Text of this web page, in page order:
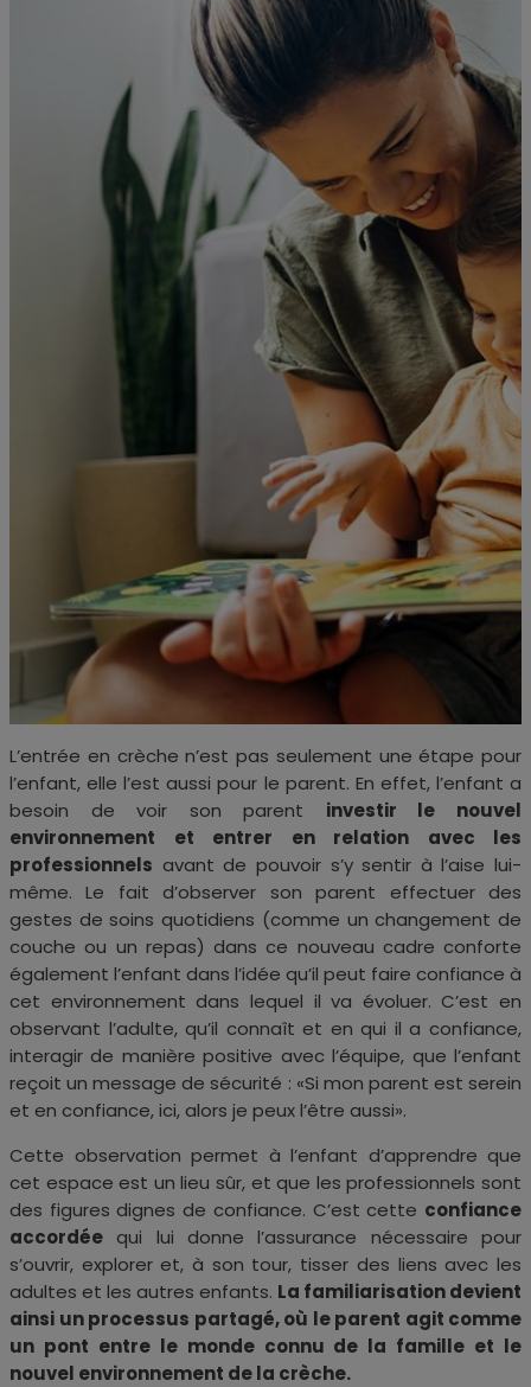
L’entrée en crèche n’est pas seulement une étape pour
l’enfant, elle l’est aussi pour le parent. En effet, l’enfant a
besoin de voir son parent investir le nouvel
environnement et entrer en relation avec les
professionnels avant de pouvoir s’y sentir à l’aise lui-
même. Le fait d’observer son parent effectuer des
gestes de soins quotidiens (comme un changement de
couche ou un repas) dans ce nouveau cadre conforte
également l’enfant dans l’idée qu’il peut faire confiance à
cet environnement dans lequel il va évoluer. C’est en
observant l’adulte, qu’il connaît et en qui il a confiance,
interagir de manière positive avec l’équipe, que l’enfant
reçoit un message de sécurité : «Si mon parent est serein
et en confiance, ici, alors je peux l’être aussi».
Cette observation permet à l’enfant d’apprendre que
cet espace est un lieu sûr, et que les professionnels sont
des figures dignes de confiance. C’est cette confiance
accordée qui lui donne l’assurance nécessaire pour
s’ouvrir, explorer et, à son tour, tisser des liens avec les
adultes et les autres enfants. La familiarisation devient
ainsi un processus partagé, où le parent agit comme
un pont entre le monde connu de la famille et le
nouvel environnement de la crèche.